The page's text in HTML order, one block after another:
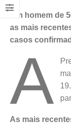
Um homem de
as mais
casos
A
As mais